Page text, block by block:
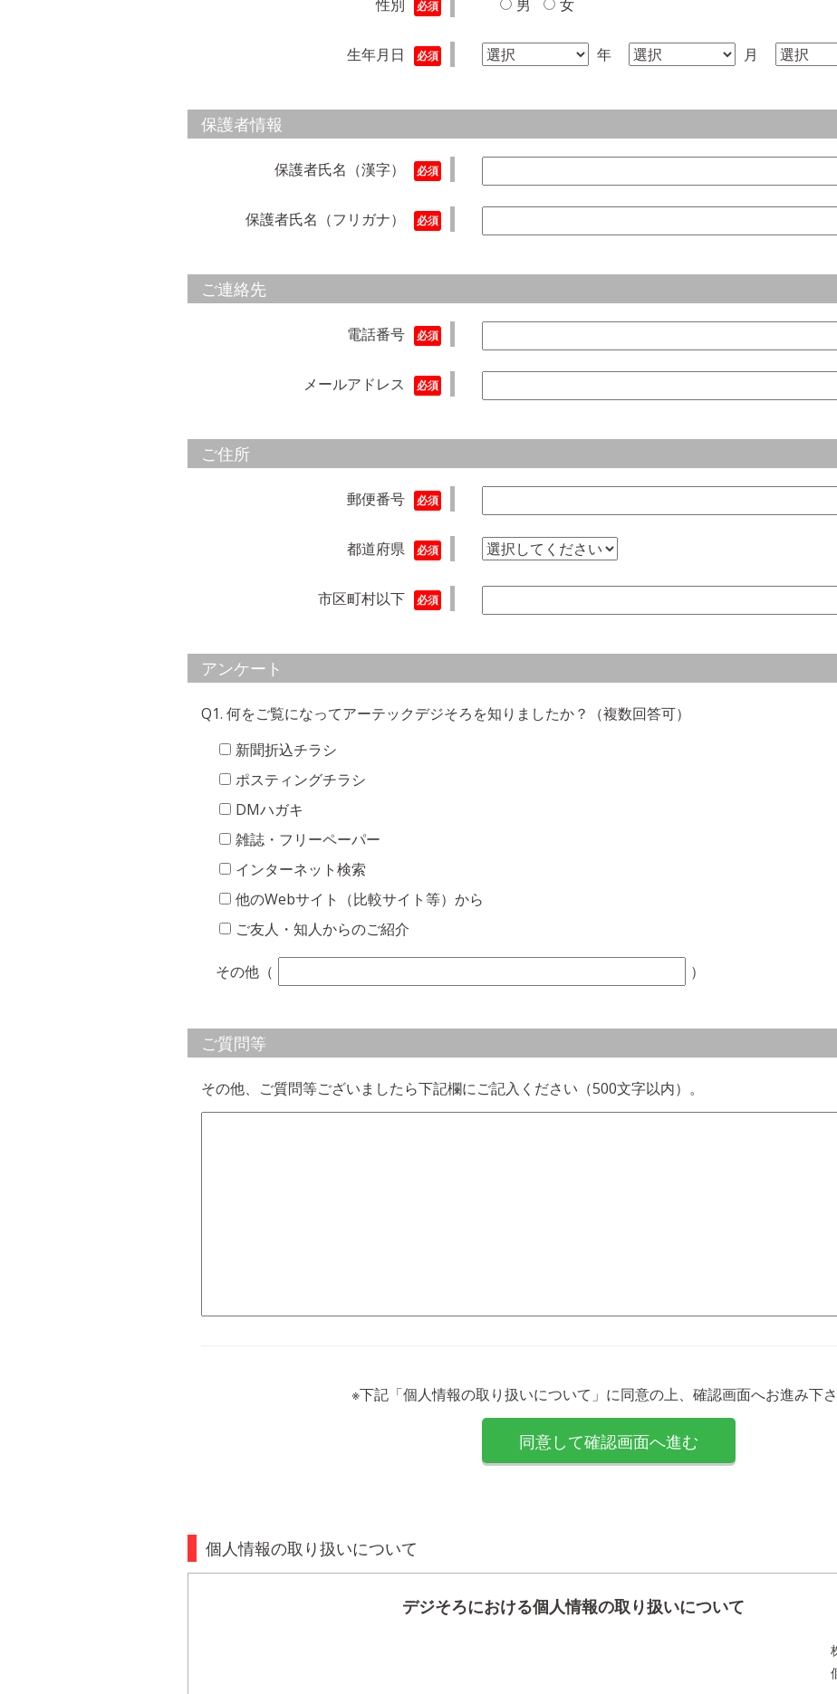
性別 男 女
生年月日 年 月
保護者情報
保護者氏名（漢字）
保護者氏名（フリガナ）
ご連絡先
電話番号
メールアドレス
ご住所
郵便番号
都道府県
市区町村以下
アンケート
Q1. 何をご覧になってアーテックデジそろを知りましたか？（複数回答可）
新聞折込チラシ
ポスティングチラシ
DMハガキ
雑誌・フリーペーパー
インターネット検索
他のWebサイト（比較サイト等）から
ご友人・知人からのご紹介
その他（ ）
ご質問等
その他、ご質問等ございましたら下記欄にご記入ください（500文字以内）。
※下記「個人情報の取り扱いについて」に同意の上、確認画面へお進み下さ
個人情報の取り扱いについて
デジそろにおける個人情報の取り扱いについて